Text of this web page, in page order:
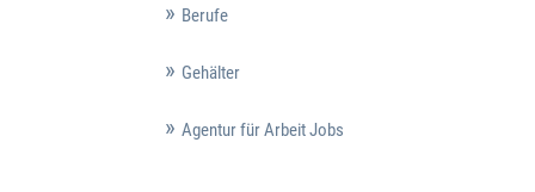
Berufe
Gehälter
Agentur für Arbeit Jobs